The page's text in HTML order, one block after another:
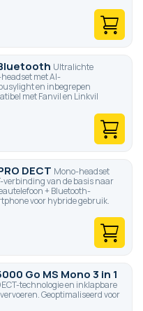
Ultralichte
met AI-
en inbegrepen
met Fanvil en Linkvil
DECT Mono-headset
verbinding van de basis naar
+ Bluetooth-
voor hybride gebruik.
Go MS Mono 3 in 1
technologie en inklapbare
Geoptimaliseerd voor